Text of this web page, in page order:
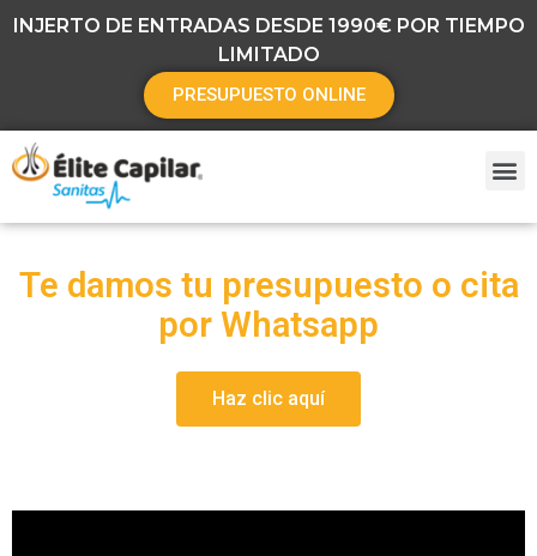
INJERTO DE ENTRADAS DESDE 1990€ POR TIEMPO
LIMITADO
PRESUPUESTO ONLINE
Te damos tu presupuesto o cita
por Whatsapp
Haz clic aquí